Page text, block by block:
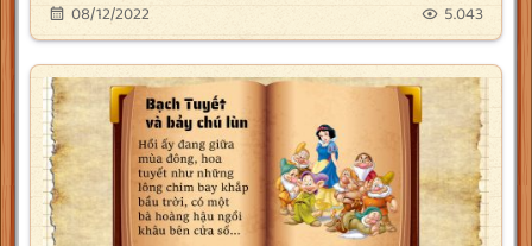
08/12/2022 5.043